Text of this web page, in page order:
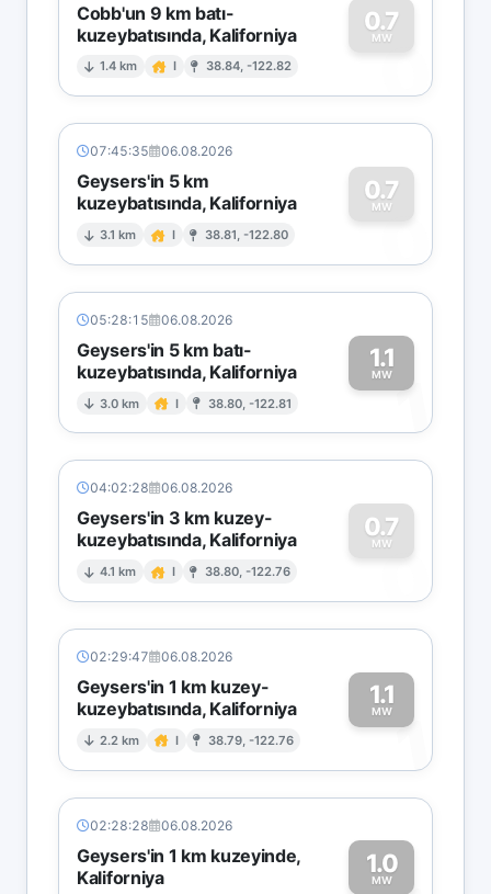
Cobb'un 9 km batı-
kuzeybatısında, Kaliforniya
1.4 km I 38.84, -122.82
0.7
MW
0
07:45:35 06.08.2026
Geysers'in 5 km
kuzeybatısında, Kaliforniya
3.1 km I 38.81, -122.80
0.7
MW
0
05:28:15 06.08.2026
Geysers'in 5 km batı-
kuzeybatısında, Kaliforniya
3.0 km I 38.80, -122.81
1.1
MW1
04:02:28 06.08.2026
Geysers'in 3 km kuzey-
kuzeybatısında, Kaliforniya
4.1 km I 38.80, -122.76
0.7
MW
0
02:29:47 06.08.2026
Geysers'in 1 km kuzey-
kuzeybatısında, Kaliforniya
2.2 km I 38.79, -122.76
1.1
MW1
02:28:28 06.08.2026
Geysers'in 1 km kuzeyinde,
Kaliforniya
1.0
MW